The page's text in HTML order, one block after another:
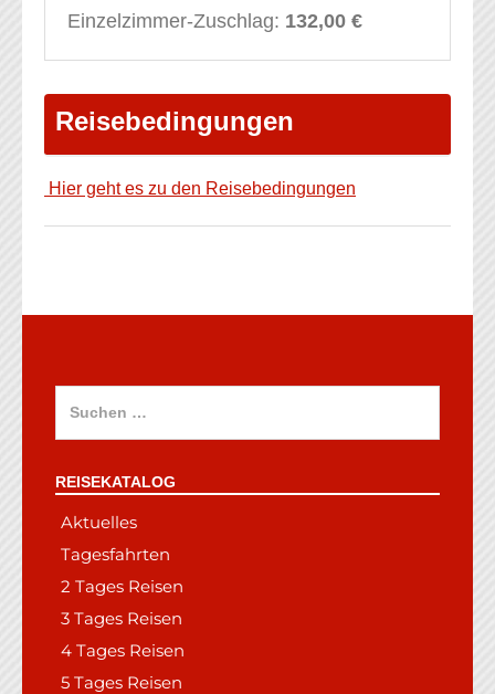
Einzelzimmer-Zuschlag: 132,00 €
Reisebedingungen
Hier geht es zu den Reisebedingungen
REISEKATALOG
Aktuelles
Tagesfahrten
2 Tages Reisen
3 Tages Reisen
4 Tages Reisen
5 Tages Reisen